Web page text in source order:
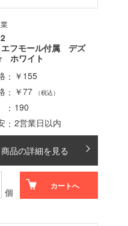
エフモール付属 デズ
ホワイト
￥155
￥77 （税込）
190
2営業日以内
商品の詳細を見る
個
カートへ